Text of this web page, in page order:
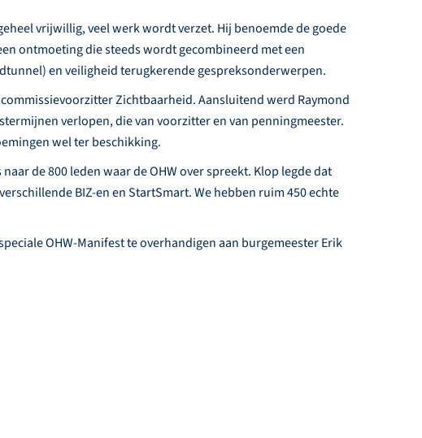
vrijwillig, veel werk wordt verzet. Hij benoemde de goede
ontmoeting die steeds wordt gecombineerd met een
en veiligheid terugkerende gespreksonderwerpen.
Zichtbaarheid. Aansluitend werd Raymond
verlopen, die van voorzitter en van penningmeester.
wel ter beschikking.
de 800 leden waar de OHW over spreekt. Klop legde dat
BIZ-en en StartSmart. We hebben ruim 450 echte
OHW-Manifest te overhandigen aan burgemeester Erik